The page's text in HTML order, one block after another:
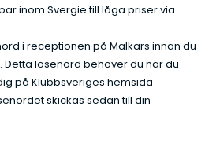
inom Svergie till låga priser via
i receptionen på Malkars innan du
Detta lösenord behöver du när du
på Klubbsveriges hemsida
skickas sedan till din